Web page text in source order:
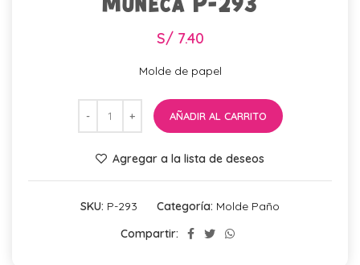
Muñeca P-293
S/7.40
Molde de papel
AÑADIR AL CARRITO
Agregar a la lista de deseos
SKU: P-293 Categoría: Molde Paño
Compartir: